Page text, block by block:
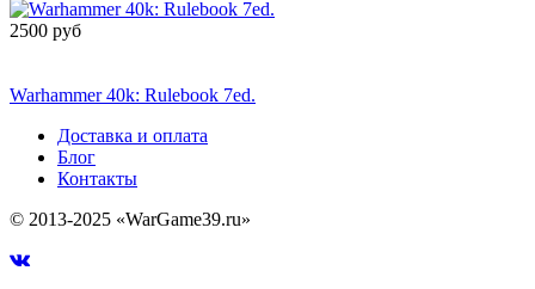
2500 руб
Warhammer 40k: Rulebook 7ed.
Доставка и оплата
Блог
Контакты
© 2013-2025 «WarGame39.ru»